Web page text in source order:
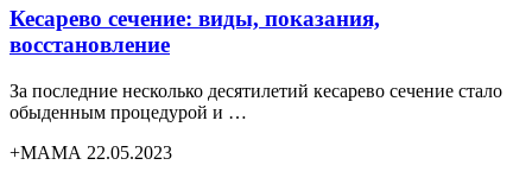
Кесарево сечение: виды, показания,
восстановление
За последние несколько десятилетий кесарево сечение стало
обыденным процедурой и …
+МАМА 22.05.2023